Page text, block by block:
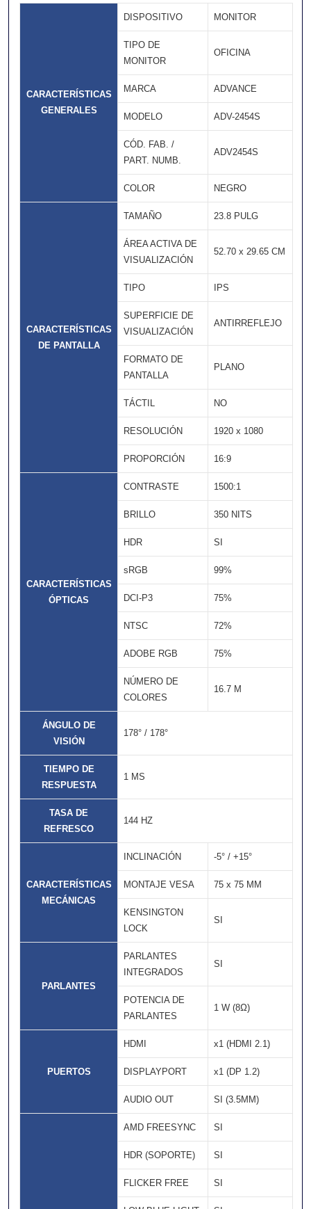
CARACTERÍSTICAS
GENERALES
DISPOSITIVO MONITOR
TIPO DE
MONITOR
OFICINA
MARCA ADVANCE
MODELO ADV-2454S
CÓD. FAB. /
PART. NUMB.
ADV2454S
COLOR NEGRO
CARACTERÍSTICAS
DE PANTALLA
TAMAÑO 23.8 PULG
ÁREA ACTIVA DE
VISUALIZACIÓN
52.70 x 29.65 CM
TIPO IPS
SUPERFICIE DE
VISUALIZACIÓN
ANTIRREFLEJO
FORMATO DE
PANTALLA
PLANO
TÁCTIL NO
RESOLUCIÓN 1920 x 1080
PROPORCIÓN 16:9
CARACTERÍSTICAS
ÓPTICAS
CONTRASTE 1500:1
BRILLO 350 NITS
HDR SI
sRGB 99%
DCI-P3 75%
NTSC 72%
ADOBE RGB 75%
NÚMERO DE
COLORES
16.7 M
ÁNGULO DE
VISIÓN
178° / 178°
TIEMPO DE
RESPUESTA
1 MS
TASA DE
REFRESCO
144 HZ
CARACTERÍSTICAS
MECÁNICAS
INCLINACIÓN -5° / +15°
MONTAJE VESA 75 x 75 MM
KENSINGTON
LOCK
SI
PARLANTES
PARLANTES
INTEGRADOS
SI
POTENCIA DE
PARLANTES
1 W (8Ω)
PUERTOS
HDMI x1 (HDMI 2.1)
DISPLAYPORT x1 (DP 1.2)
AUDIO OUT SI (3.5MM)
AMD FREESYNC SI
HDR (SOPORTE) SI
FLICKER FREE SI